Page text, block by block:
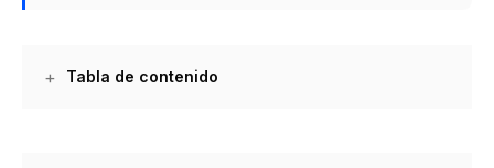
Tabla de contenido